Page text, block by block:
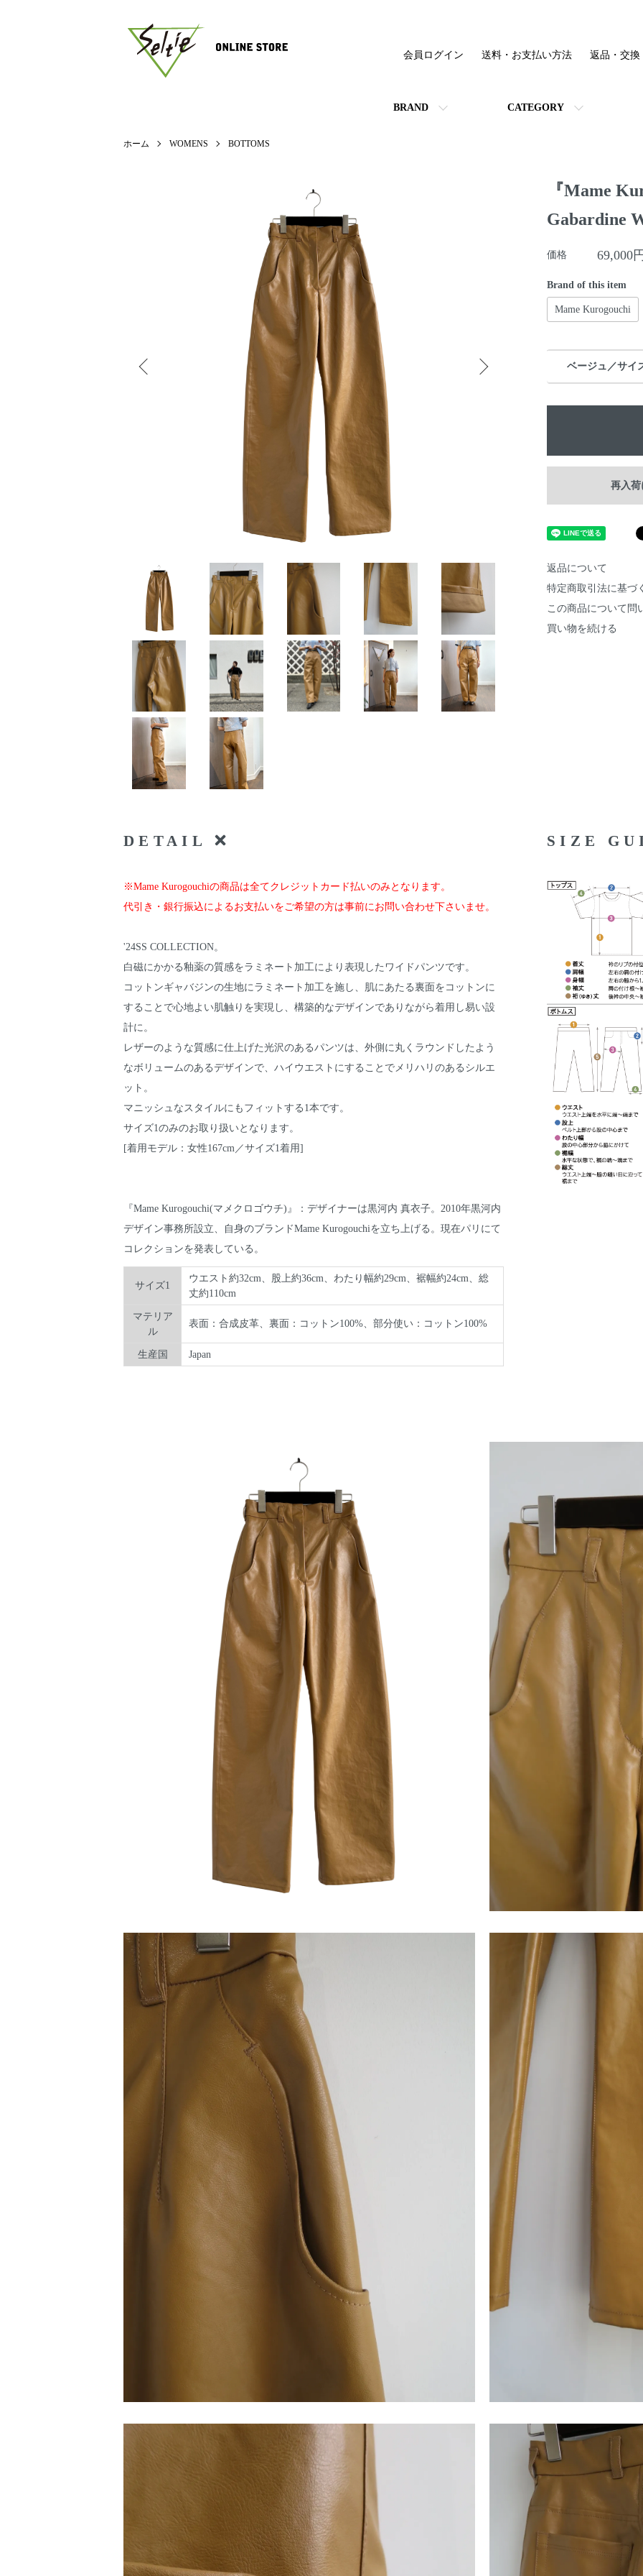
BRAND CATEGORY
会員ログイン 送料・お支払い方法 返品・交換
ホーム WOMENS BOTTOMS
『Mame
Gabardine
価格 69,000
Brand of this item
Mame Kurogouchi
ベージュ／サイ
再入
返品について
特定商取引法に基づ
この商品について問
買い物を続ける
DETAIL
※Mame Kurogouchiの商品は全てクレジットカード払いのみとなります。
代引き・銀行振込によるお支払いをご希望の方は事前にお問い合わせ下さいませ。
'24SS COLLECTION。
白磁にかかる釉薬の質感をラミネート加工により表現したワイドパンツです。
コットンギャバジンの生地にラミネート加工を施し、肌にあたる裏面をコットンに
することで心地よい肌触りを実現し、構築的なデザインでありながら着用し易い設
計に。
レザーのような質感に仕上げた光沢のあるパンツは、外側に丸くラウンドしたよう
なボリュームのあるデザインで、ハイウエストにすることでメリハリのあるシルエ
ット。
マニッシュなスタイルにもフィットする1本です。
サイズ1のみのお取り扱いとなります。
[着用モデル：女性167cm／サイズ1着用]
『Mame Kurogouchi(マメクロゴウチ)』：デザイナーは黒河内 真衣子。2010年黒河内
デザイン事務所設立、自身のブランドMame Kurogouchiを立ち上げる。現在パリにて
コレクションを発表している。
サイズ1
ウエスト約32cm、股上約36cm、わたり幅約29cm、裾幅約24cm、総
丈約110cm
マテリア
ル
表面：合成皮革、裏面：コットン100%、部分使い：コットン100%
生産国 Japan
SIZE